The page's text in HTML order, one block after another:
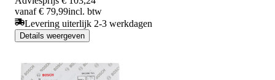
vanaf € 79,99incl. btw
Levering uiterlijk 2-3 werkdagen
Details weergeven